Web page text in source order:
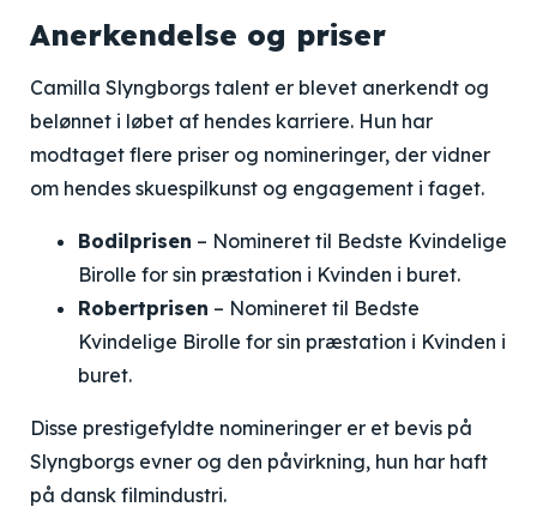
Anerkendelse og priser
Camilla Slyngborgs talent er blevet anerkendt og
belønnet i løbet af hendes karriere. Hun har
modtaget flere priser og nomineringer, der vidner
om hendes skuespilkunst og engagement i faget.
Bodilprisen – Nomineret til Bedste Kvindelige
Birolle for sin præstation i Kvinden i buret.
Robertprisen – Nomineret til Bedste
Kvindelige Birolle for sin præstation i Kvinden i
buret.
Disse prestigefyldte nomineringer er et bevis på
Slyngborgs evner og den påvirkning, hun har haft
på dansk filmindustri.